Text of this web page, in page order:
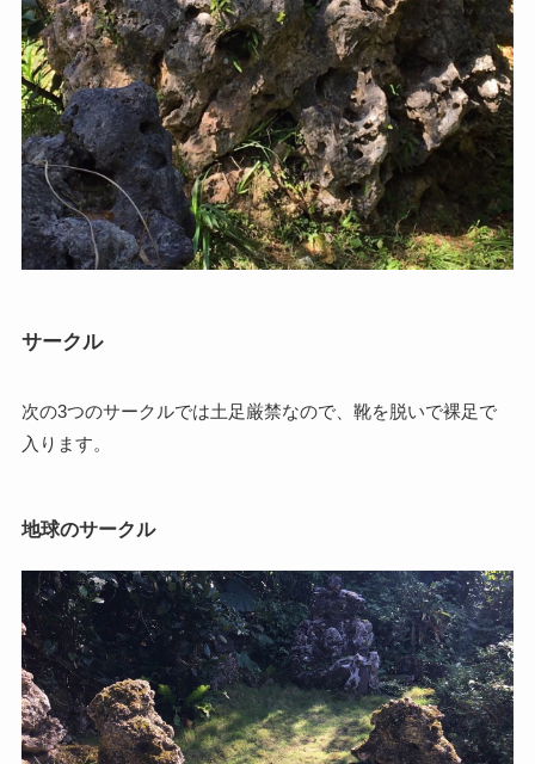
サークル
次の3つのサークルでは土足厳禁なので、靴を脱いで裸足で
入ります。
地球のサークル